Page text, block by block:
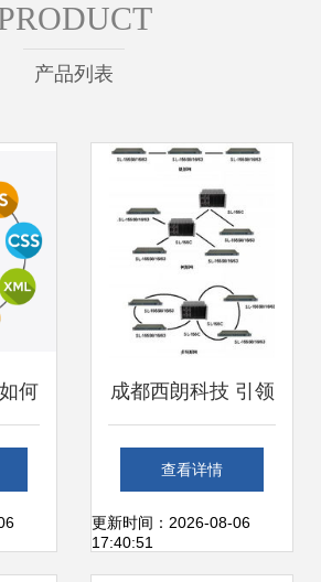
产品列表
何
开
成都西朗科技 引领
网络技术开发新潮
流，诚挚欢迎您的
查看详情
更新时间：2026-08-06
17:40:51